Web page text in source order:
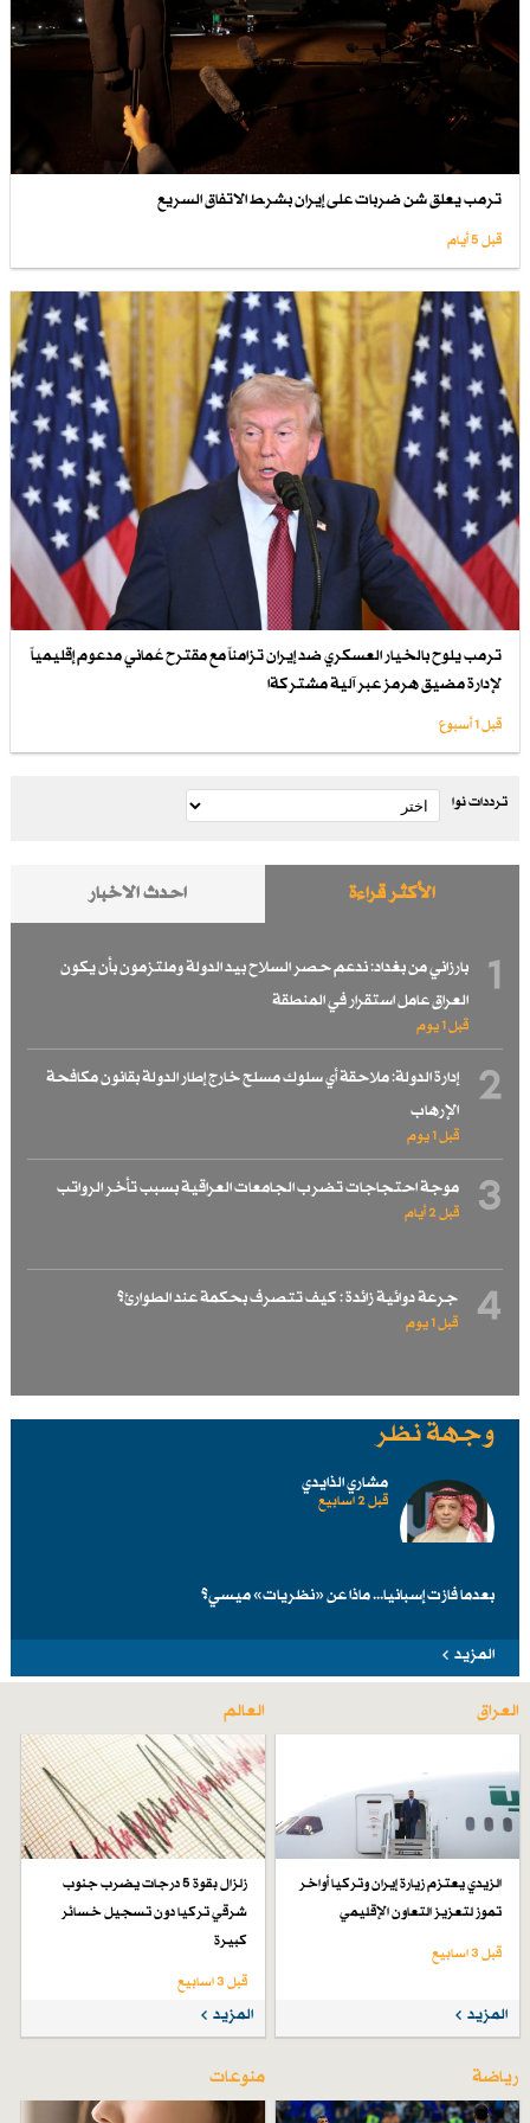
ترمب يعلق شن ضربات على إيران بشرط الاتفاق السريع
قبل 5 أيام
ترمب يلوح بالخيار العسكري ضد إيران تزامناً مع مقترح عُماني مدعوم إقليمياً
لإدارة مضيق هرمز عبر آلية مشتركةا
قبل 1 أسبوع
ترددات نوا
الأكثر قراءة احدث الاخبار
1
بارزاني من بغداد: ندعم حصر السلاح بيد الدولة وملتزمون بأن يكون
العراق عامل استقرار في المنطقة
قبل 1 یوم
2
إدارة الدولة: ملاحقة أي سلوك مسلح خارج إطار الدولة بقانون مكافحة
الإرهاب
قبل 1 یوم
3 موجة احتجاجات تضرب الجامعات العراقية بسبب تأخر الرواتب
قبل 2 أيام
4 جرعة دوائية زائدة : كيف تتصرف بحكمة عند الطوارئ؟
قبل 1 یوم
وجهة نظر
مشاري الذايدي
قبل 2 اسابیع
بعدما فازت إسبانيا... ماذا عن «نظريات» ميسي؟
المزيد
العراق
الزيدي يعتزم زيارة إيران وتركيا أواخر
تموز لتعزيز التعاون الإقليمي
قبل 3 اسابیع
المزيد
العالم
زلزال بقوة 5 درجات يضرب جنوب
شرقي تركيا دون تسجيل خسائر
كبيرة
قبل 3 اسابیع
المزيد
رياضة منوعات